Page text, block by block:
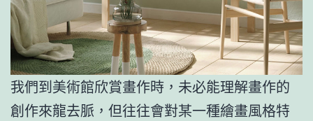
我們到美術館欣賞畫作時，未必能理解畫作的
創作來龍去脈，但往往會對某一種繪畫風格特